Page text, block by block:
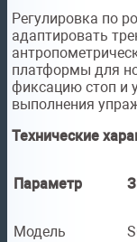
Регулировка по
адаптировать
платформы для
фиксацию стоп и
выполнения
Технические
Параметр
Модель